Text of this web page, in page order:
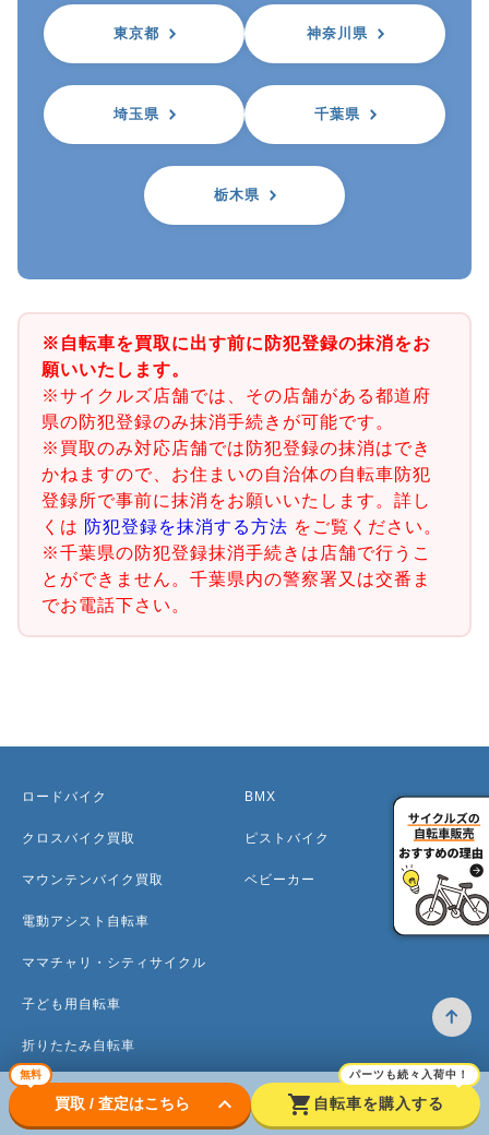
東京都 神奈川県
埼玉県 千葉県
栃木県
※自転車を買取に出す前に防犯登録の抹消をお
願いいたします。
※サイクルズ店舗では、その店舗がある都道府
県の防犯登録のみ抹消手続きが可能です。
※買取のみ対応店舗では防犯登録の抹消はでき
かねますので、お住まいの自治体の自転車防犯
登録所で事前に抹消をお願いいたします。詳し
くは 防犯登録を抹消する方法 をご覧ください。
※千葉県の防犯登録抹消手続きは店舗で行うこ
とができません。千葉県内の警察署又は交番ま
でお電話下さい。
無料
買取 / 査定はこちら keyboard_arrow_down shopping_cart
パーツも続々入荷中！
自転車を購入する
ロードバイク
クロスバイク買取
マウンテンバイク買取
電動アシスト自転車
ママチャリ・シティサイクル
子ども用自転車
折りたたみ自転車
ミニベロ
BMX
ピストバイク
ベビーカー